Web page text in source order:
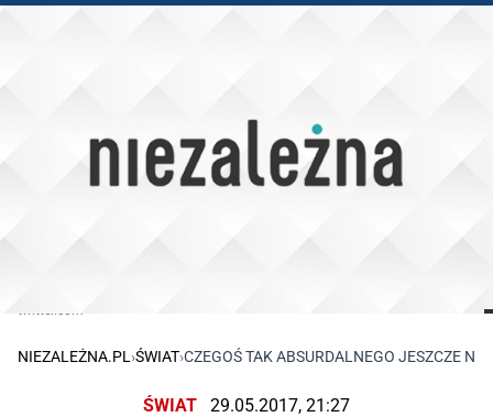
NIEZALEŻNA.PL ›ŚWIAT›​CZEGOŚ TAK ABSURDALNEGO JESZCZE
ŚWIAT 29.05.2017, 21:27